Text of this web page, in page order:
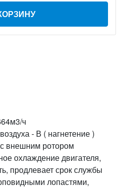
ч
- В ( нагнетение )
внешним ротором
охлаждение двигателя,
продлевает срок службы
лопастями,